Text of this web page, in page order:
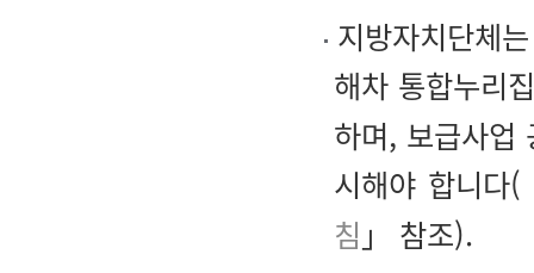
지방자치단체
해차 통합누리
하며, 보급사업
시해야 합니다
침 」 참조).